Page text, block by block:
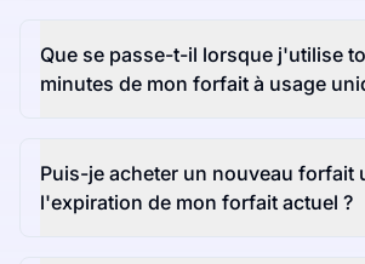
Que se passe-t-il lorsque j'utilise
minutes de mon forfait à usage
Puis-je acheter un nouveau forfait
l'expiration de mon forfait actuel ?